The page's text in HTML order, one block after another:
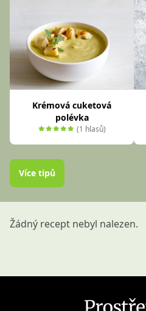
Krémová cuketová
polévka
(1 hlasů)
Více tipů
Žádný recept nebyl nalezen.